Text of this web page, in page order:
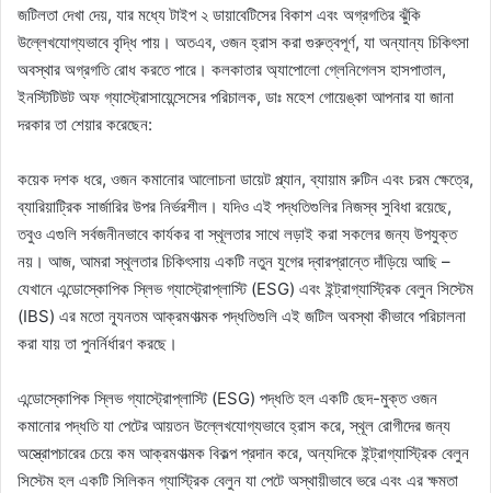
জটিলতা দেখা দেয়, যার মধ্যে টাইপ ২ ডায়াবেটিসের বিকাশ এবং অগ্রগতির ঝুঁকি
উল্লেখযোগ্যভাবে বৃদ্ধি পায়। অতএব, ওজন হ্রাস করা গুরুত্বপূর্ণ, যা অন্যান্য চিকিৎসা
অবস্থার অগ্রগতি রোধ করতে পারে। কলকাতার অ্যাপোলো গ্লেনিগেলস হাসপাতাল,
ইনস্টিটিউট অফ গ্যাস্ট্রোসায়েন্সেসের পরিচালক, ডাঃ মহেশ গোয়েঙ্কা আপনার যা জানা
দরকার তা শেয়ার করেছেন:
কয়েক দশক ধরে, ওজন কমানোর আলোচনা ডায়েট প্ল্যান, ব্যায়াম রুটিন এবং চরম ক্ষেত্রে,
ব্যারিয়াট্রিক সার্জারির উপর নির্ভরশীল। যদিও এই পদ্ধতিগুলির নিজস্ব সুবিধা রয়েছে,
তবুও এগুলি সর্বজনীনভাবে কার্যকর বা স্থূলতার সাথে লড়াই করা সকলের জন্য উপযুক্ত
নয়। আজ, আমরা স্থূলতার চিকিৎসায় একটি নতুন যুগের দ্বারপ্রান্তে দাঁড়িয়ে আছি –
যেখানে এন্ডোস্কোপিক স্লিভ গ্যাস্ট্রোপ্লাস্টি (ESG) এবং ইন্ট্রাগ্যাস্ট্রিক বেলুন সিস্টেম
(IBS) এর মতো ন্যূনতম আক্রমণাত্মক পদ্ধতিগুলি এই জটিল অবস্থা কীভাবে পরিচালনা
করা যায় তা পুনর্নির্ধারণ করছে।
এন্ডোস্কোপিক স্লিভ গ্যাস্ট্রোপ্লাস্টি (ESG) পদ্ধতি হল একটি ছেদ-মুক্ত ওজন
কমানোর পদ্ধতি যা পেটের আয়তন উল্লেখযোগ্যভাবে হ্রাস করে, স্থূল রোগীদের জন্য
অস্ত্রোপচারের চেয়ে কম আক্রমণাত্মক বিকল্প প্রদান করে, অন্যদিকে ইন্ট্রাগ্যাস্ট্রিক বেলুন
সিস্টেম হল একটি সিলিকন গ্যাস্ট্রিক বেলুন যা পেটে অস্থায়ীভাবে ভরে এবং এর ক্ষমতা